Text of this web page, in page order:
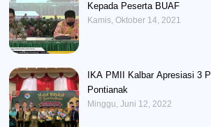
Kepada Peserta BUAF
Kamis, Oktober 14, 2021
IKA PMII Kalbar Apresiasi 3
Pontianak
Minggu, Juni 12, 2022